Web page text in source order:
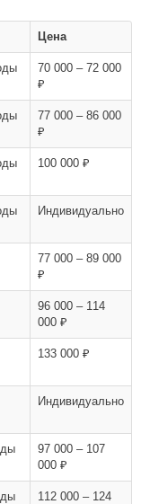
Цена
70 000 – 72 000
₽
77 000 – 86 000
₽
100 000 ₽
Индивидуально
77 000 – 89 000
₽
96 000 – 114
000 ₽
133 000 ₽
Индивидуально
97 000 – 107
000 ₽
112 000 – 124